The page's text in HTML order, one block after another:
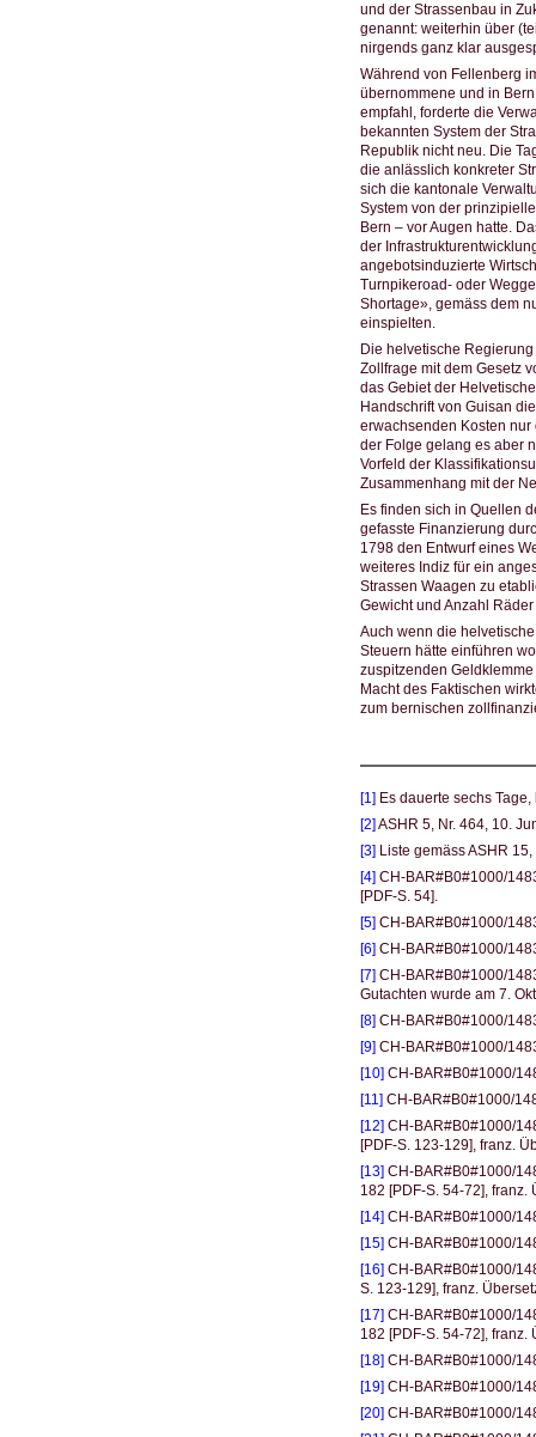
und der Strassenbau in
genannt: weiterhin über
nirgends ganz klar
Während von Fellenberg
übernommene und in
empfahl, forderte die
bekannten System der
Republik nicht neu. Die
die anlässlich konkreter
sich die kantonale
System von der
Bern – vor Augen hatte.
der
angebotsinduzierte
Turnpikeroad- oder
Shortage», gemäss dem
einspielten.
Die helvetische
Zollfrage mit dem Gesetz
das Gebiet der
Handschrift von Guisan
erwachsenden Kosten
der Folge gelang es aber
Vorfeld der
Zusammenhang mit der
Es finden sich in Quellen
gefasste Finanzierung
1798 den Entwurf eines
weiteres Indiz für ein
Strassen Waagen zu
Gewicht und Anzahl
Auch wenn die
Steuern hätte einführen
zuspitzenden
Macht des Faktischen
zum bernischen
[1] Es dauerte sechs
[2] ASHR 5, Nr. 464, 10.
[3] Liste gemäss ASHR
[4] CH-BAR#B0#1000/
[PDF-S. 54].
[5] CH-BAR#B0#1000/
[6] CH-BAR#B0#1000/
[7] CH-BAR#B0#1000/
Gutachten wurde am 7.
[8] CH-BAR#B0#1000/
[9] CH-BAR#B0#1000/
[10] CH-BAR#B0#1000/
[11] CH-BAR#B0#1000/
[12] CH-BAR#B0#1000/
[PDF-S. 123-129], franz.
[13] CH-BAR#B0#1000/
182 [PDF-S. 54-72], franz.
[14] CH-BAR#B0#1000/
[15] CH-BAR#B0#1000/
[16] CH-BAR#B0#1000/
S. 123-129], franz.
[17] CH-BAR#B0#1000/
182 [PDF-S. 54-72], franz.
[18] CH-BAR#B0#1000/
[19] CH-BAR#B0#1000/
[20] CH-BAR#B0#1000/